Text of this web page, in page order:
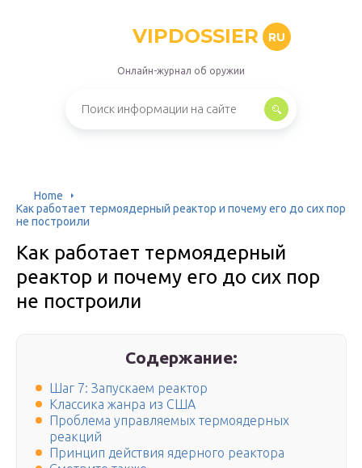
VIPDOSSIER RU
Онлайн-журнал об оружии
Home
Как работает термоядерный реактор и почему его до сих пор
не построили
Как работает термоядерный
реактор и почему его до сих пор
не построили
Содержание:
Шаг 7: Запускаем реактор
Классика жанра из США
Проблема управляемых термоядерных
реакций
Принцип действия ядерного реактора